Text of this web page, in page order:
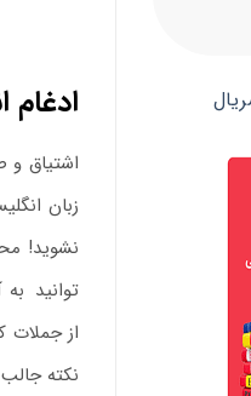
ادغام
اشتیاق و
زبان
نشوید!
توانید
از جملات
نکته